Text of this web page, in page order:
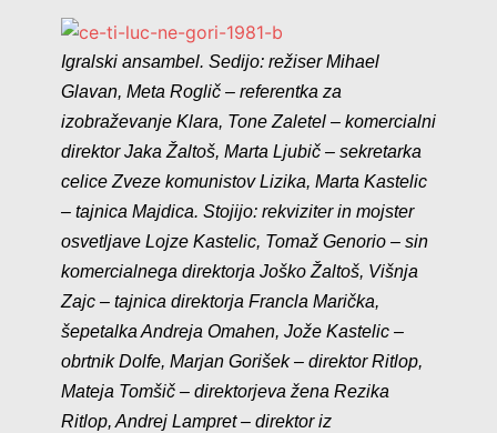
Igralski ansambel. Sedijo: režiser Mihael
Glavan, Meta Roglič – referentka za
izobraževanje Klara, Tone Zaletel – komercialni
direktor Jaka Žaltoš, Marta Ljubič – sekretarka
celice Zveze komunistov Lizika, Marta Kastelic
– tajnica Majdica. Stojijo: rekviziter in mojster
osvetljave Lojze Kastelic, Tomaž Genorio – sin
komercialnega direktorja Joško Žaltoš, Višnja
Zajc – tajnica direktorja Francla Marička,
šepetalka Andreja Omahen, Jože Kastelic –
obrtnik Dolfe, Marjan Gorišek – direktor Ritlop,
Mateja Tomšič – direktorjeva žena Rezika
Ritlop, Andrej Lampret – direktor iz